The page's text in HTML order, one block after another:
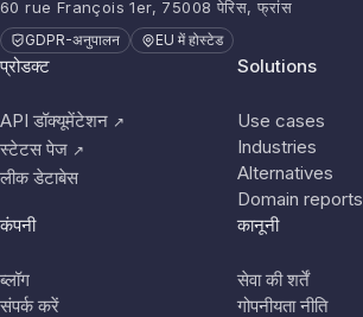
60 rue François 1er, 75008 पेरिस, फ्रांस
GDPR-अनुपालन EU में होस्टेड
प्रोडक्ट
API डॉक्यूमेंटेशन ↗
स्टेटस पेज ↗
लीक डेटाबेस
Solutions
Use cases
Industries
Alternatives
Domain reports
कंपनी
ब्लॉग
संपर्क करें
कानूनी
सेवा की शर्तें
गोपनीयता नीति